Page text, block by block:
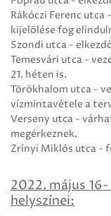
Rákóczi Ferenc
kijelölése fog
Szondi utca -
Temesvári utca -
21. héten is.
Törökhalom utca -
vízmintavétele a
Verseny utca -
megérkeznek.
Zrínyi Miklós utca -
2022. május
helyszínei: